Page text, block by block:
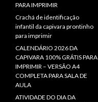
PARA IMPRIMIR
Crachá de identificação
infantil da capivara prontinho
para imprimir
CALENDÁRIO 2026 DA
CAPIVARA 100% GRÁTIS PARA
IMPRIMIR – VERSÃO A4
COMPLETA PARA SALA DE
AULA
ATIVIDADE DO DIA DA